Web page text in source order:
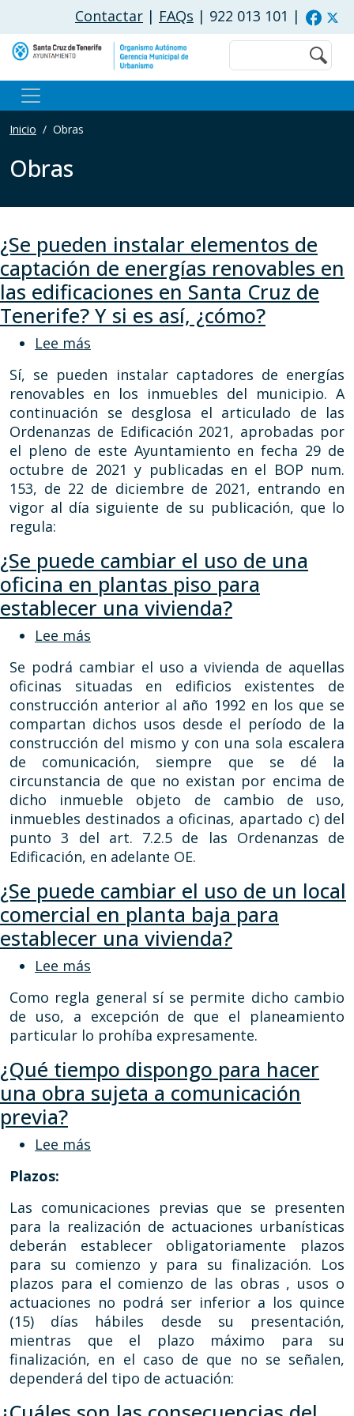
Pasar al contenido principal
Contactar | FAQs | 922 013 101 |
Buscar
Inicio Obras
Obras
¿Se pueden instalar elementos de
captación de energías renovables en
las edificaciones en Santa Cruz de
Tenerife? Y si es así, ¿cómo?
Lee más
Sí, se pueden instalar captadores de energías
renovables en los inmuebles del municipio. A
continuación se desglosa el articulado de las
Ordenanzas de Edificación 2021, aprobadas por
el pleno de este Ayuntamiento en fecha 29 de
octubre de 2021 y publicadas en el BOP num.
153, de 22 de diciembre de 2021, entrando en
vigor al día siguiente de su publicación, que lo
regula:
¿Se puede cambiar el uso de una
oficina en plantas piso para
establecer una vivienda?
Lee más
Se podrá cambiar el uso a vivienda de aquellas
oficinas situadas en edificios existentes de
construcción anterior al año 1992 en los que se
compartan dichos usos desde el período de la
construcción del mismo y con una sola escalera
de comunicación, siempre que se dé la
circunstancia de que no existan por encima de
dicho inmueble objeto de cambio de uso,
inmuebles destinados a oficinas, apartado c) del
punto 3 del art. 7.2.5 de las Ordenanzas de
Edificación, en adelante OE.
¿Se puede cambiar el uso de un local
comercial en planta baja para
establecer una vivienda?
Lee más
Como regla general sí se permite dicho cambio
de uso, a excepción de que el planeamiento
particular lo prohíba expresamente.
¿Qué tiempo dispongo para hacer
una obra sujeta a comunicación
previa?
Lee más
Plazos:
Las comunicaciones previas que se presenten
para la realización de actuaciones urbanísticas
deberán establecer obligatoriamente plazos
para su comienzo y para su finalización. Los
plazos para el comienzo de las obras , usos o
actuaciones no podrá ser inferior a los quince
(15) días hábiles desde su presentación,
mientras que el plazo máximo para su
finalización, en el caso de que no se señalen,
dependerá del tipo de actuación: